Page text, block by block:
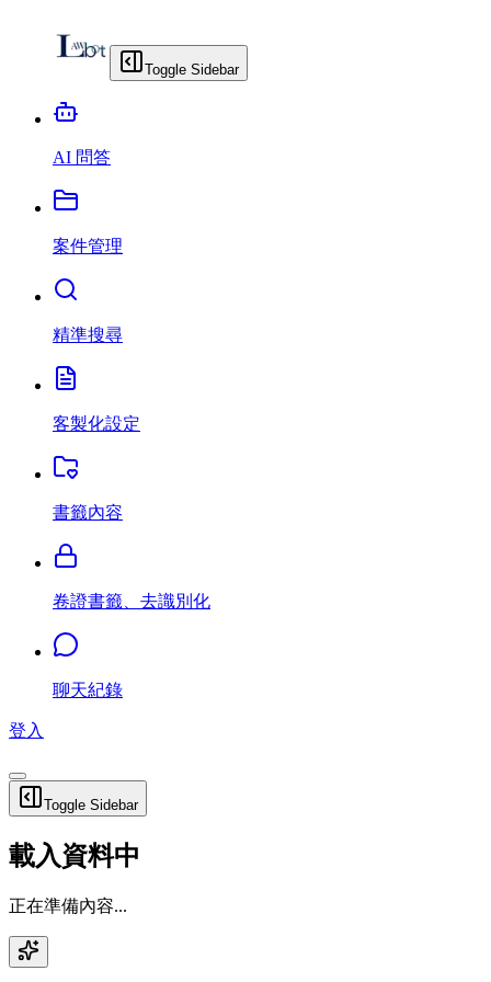
Toggle Sidebar
AI 問答
案件管理
精準搜尋
客製化設定
書籤內容
卷證書籤、去識別化
聊天紀錄
登入
Toggle Sidebar
載入資料中
正在準備內容...